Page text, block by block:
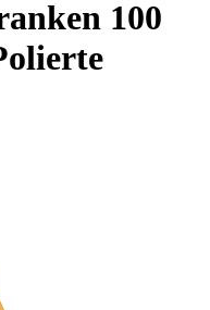
100